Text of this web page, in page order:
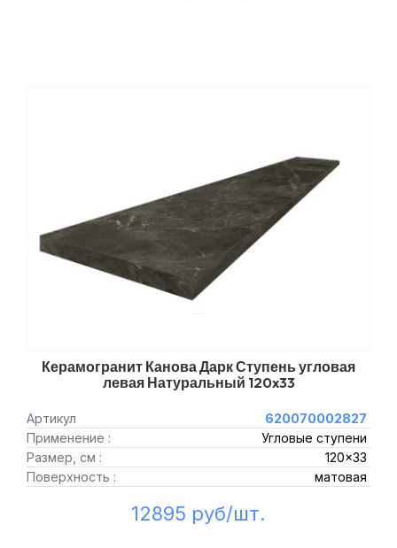
Керамогранит Канова Дарк Ступень угловая
левая Натуральный 120x33
Артикул
620070002827
Применение :
Угловые ступени
Размер, см :
120x33
Поверхность :
матовая
12895 руб/шт.